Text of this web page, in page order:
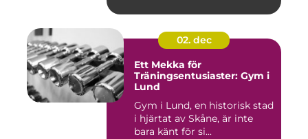
02. dec
Ett Mekka för
Träningsentusiaster: Gym i
Lund
Gym i Lund, en historisk stad
i hjärtat av Skåne, är inte
bara känt för si...